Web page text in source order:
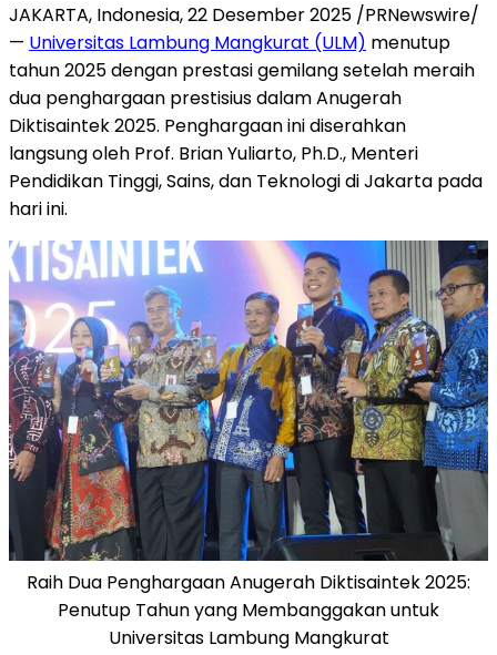
JAKARTA, Indonesia,22 Desember 2025 /PRNewswire/
— Universitas Lambung Mangkurat (ULM) menutup
tahun 2025 dengan prestasi gemilang setelah meraih
dua penghargaan prestisius dalam Anugerah
Diktisaintek 2025. Penghargaan ini diserahkan
langsung oleh Prof. Brian Yuliarto, Ph.D., Menteri
Pendidikan Tinggi, Sains, dan Teknologi diJakarta pada
hari ini.
Raih Dua Penghargaan Anugerah Diktisaintek 2025:
Penutup Tahun yang Membanggakan untuk
Universitas Lambung Mangkurat